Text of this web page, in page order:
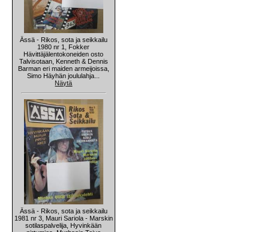
Ässä - Rikos, sota ja seikkailu
1980 nr 1, Fokker
Hävittäjälentokoneiden osto
Talvisotaan, Kenneth & Dennis
Barman eri maiden armeijoissa,
Simo Häyhän joululahja...
Näytä
Ässä - Rikos, sota ja seikkailu
1981 nr 3, Mauri Sariola - Marskin
sotilaspalvelija, Hyvinkään